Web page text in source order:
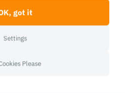
功能平台
多种学习场景
got it
Settings
Please